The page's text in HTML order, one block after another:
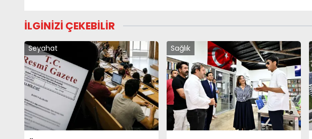
İLGİNİZİ ÇEKEBİLİR
Seyahat Sağlık